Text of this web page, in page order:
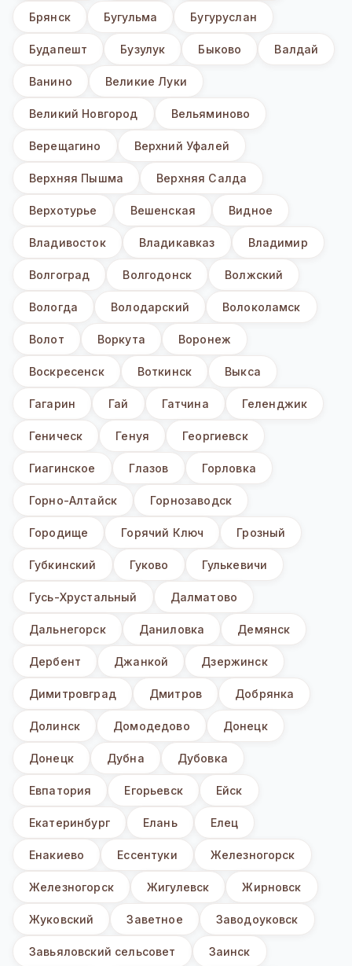
Брянск Бугульма Бугуруслан
Будапешт Бузулук Быково Валдай
Ванино Великие Луки
Великий Новгород Вельяминово
Верещагино Верхний Уфалей
Верхняя Пышма Верхняя Салда
Верхотурье Вешенская Видное
Владивосток Владикавказ Владимир
Волгоград Волгодонск Волжский
Вологда Володарский Волоколамск
Волот Воркута Воронеж
Воскресенск Воткинск Выкса
Гагарин Гай Гатчина Геленджик
Геническ Генуя Георгиевск
Гиагинское Глазов Горловка
Горно-Алтайск Горнозаводск
Городище Горячий Ключ Грозный
Губкинский Гуково Гулькевичи
Гусь-Хрустальный Далматово
Дальнегорск Даниловка Демянск
Дербент Джанкой Дзержинск
Димитровград Дмитров Добрянка
Долинск Домодедово Донецк
Донецк Дубна Дубовка
Евпатория Егорьевск Ейск
Екатеринбург Елань Елец
Енакиево Ессентуки Железногорск
Железногорск Жигулевск Жирновск
Жуковский Заветное Заводоуковск
Завьяловский сельсовет Заинск